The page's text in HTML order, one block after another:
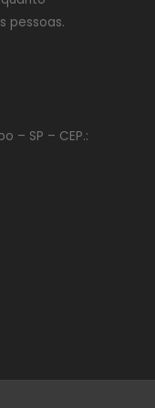
pessoas.
– SP – CEP.: